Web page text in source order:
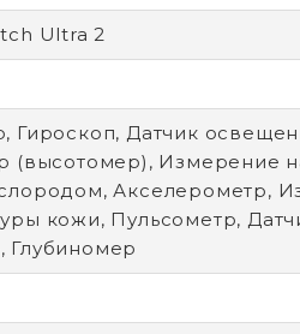
Ultra 2
Гироскоп, Датчик
(высотомер), Измерение
Акселерометр,
кожи, Пульсометр,